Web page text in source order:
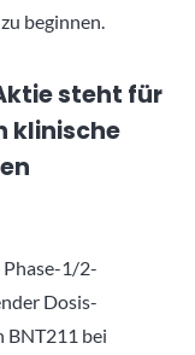
beginnen.
steht für
klinische
Phase-1/2-
Dosis-
BNT211 bei